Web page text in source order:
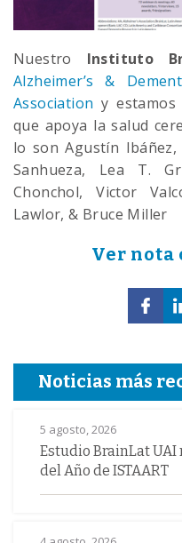
Nuestro Instituto
Alzheimer’s &
Association y
que apoya la salud
lo son Agustín Ibáñez,
Sanhueza, Lea T.
Chonchol, Victor
Lawlor, & Bruce Miller
Ver nota
Noticias más
5 agosto, 2026
Estudio BrainLat
del Año de ISTAART